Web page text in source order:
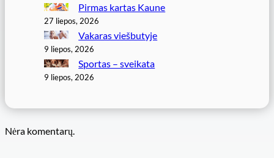
Pirmas kartas Kaune
27 liepos, 2026
Vakaras viešbutyje
9 liepos, 2026
Sportas – sveikata
9 liepos, 2026
Nėra komentarų.